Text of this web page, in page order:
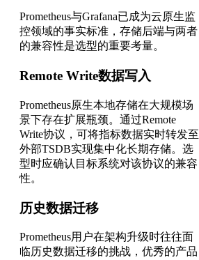
Prometheus与Grafana已成为云原生监
控领域的事实标准，存储后端与两者
的兼容性是选型的重要考量。
Remote Write数据写入
Prometheus原生本地存储在大规模场
景下存在扩展瓶颈。通过Remote
Write协议，可将指标数据实时转发至
外部TSDB实现集中化长期存储。选
型时应确认目标系统对该协议的兼容
性。
历史数据迁移
Prometheus用户在架构升级时往往面
临历史数据迁移的挑战，优秀的产品